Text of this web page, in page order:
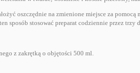
oszczędnie na zmienione miejsce za
sposób stosować preparat codziennie przez
z zakrętką o objętości 500 ml.